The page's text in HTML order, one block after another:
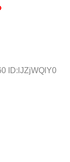
ID:lJZjWQlY0